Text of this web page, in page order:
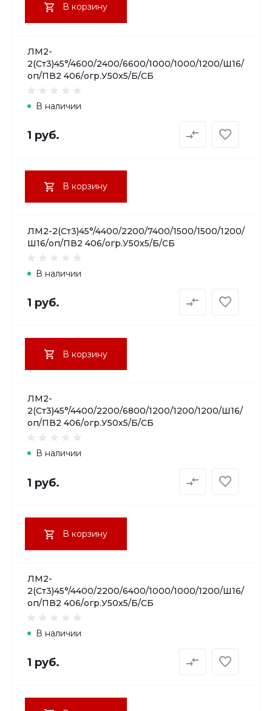
В корзину
ЛМ2-
2(Ст3)45°/4600/2400/6600/1000/1000/1200/Ш16/
оп/ПВ2 406/огр.У50х5/Б/СБ
В наличии
1 руб.
В корзину
ЛМ2-2(Ст3)45°/4400/2200/7400/1500/1500/1200/
Ш16/оп/ПВ2 406/огр.У50х5/Б/СБ
В наличии
1 руб.
В корзину
ЛМ2-
2(Ст3)45°/4400/2200/6800/1200/1200/1200/Ш16/
оп/ПВ2 406/огр.У50х5/Б/СБ
В наличии
1 руб.
В корзину
ЛМ2-
2(Ст3)45°/4400/2200/6400/1000/1000/1200/Ш16/
оп/ПВ2 406/огр.У50х5/Б/СБ
В наличии
1 руб.